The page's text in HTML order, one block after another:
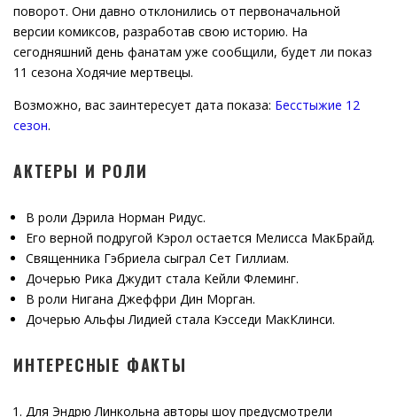
поворот. Они давно отклонились от первоначальной
версии комиксов, разработав свою историю. На
сегодняшний день фанатам уже сообщили, будет ли показ
11 сезона Ходячие мертвецы.
Возможно, вас заинтересует дата показа: Бесстыжие 12
сезон.
АКТЕРЫ И РОЛИ
В роли Дэрила Норман Ридус.
Его верной подругой Кэрол остается Мелисса МакБрайд.
Священника Гэбриела сыграл Сет Гиллиам.
Дочерью Рика Джудит стала Кейли Флеминг.
В роли Нигана Джеффри Дин Морган.
Дочерью Альфы Лидией стала Кэсседи МакКлинси.
ИНТЕРЕСНЫЕ ФАКТЫ
Для Эндрю Линкольна авторы шоу предусмотрели